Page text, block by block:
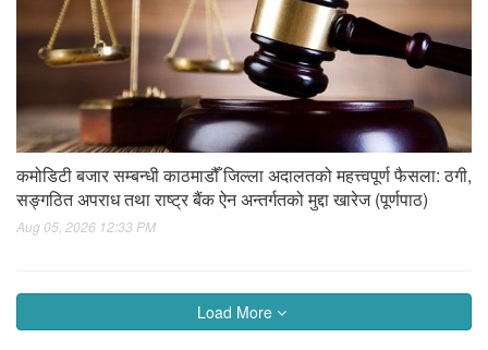
कमोडिटी बजार सम्बन्धी काठमाडौँ जिल्ला अदालतको महत्त्वपूर्ण फैसला: ठगी,
सङ्गठित अपराध तथा राष्ट्र बैंक ऐन अन्तर्गतको मुद्दा खारेज (पूर्णपाठ)
Aug 05, 2026 12:33 PM
Load More